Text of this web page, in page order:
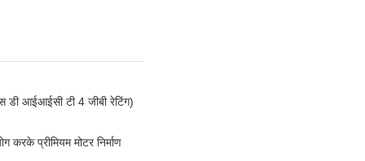
आईआईसी टी 4 जीबी रेटिंग)
प्रीमियम मोटर निर्माण